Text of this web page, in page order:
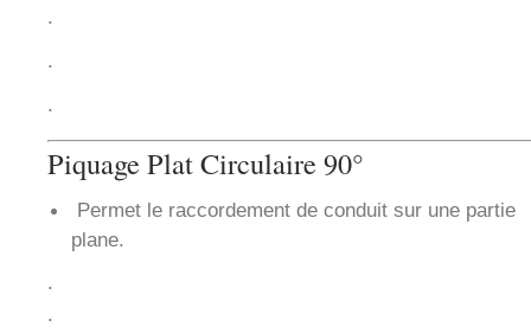
.
.
.
Piquage Plat Circulaire 90°
Permet le raccordement de conduit sur une partie
plane.
.
.